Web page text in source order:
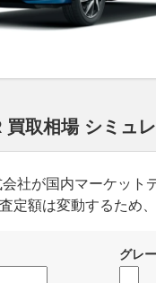
買取相場 シミュ
社が国内マーケッ
定額は変動するため
グレ